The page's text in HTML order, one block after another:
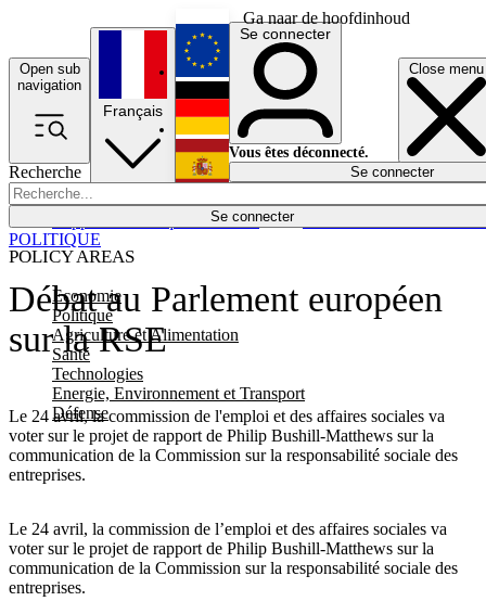
Ga naar de hoofdinhoud
Open sub
navigation
Close menu
Recherche
Se connecter
POLICY AREAS
Economie
Politique
Agriculture et Alimentation
Santé
Technologies
Energie, Environnement et Transport
Défense
Économie
Français
English
Deutsch
Español
Se connecter
Vous êtes déconnecté.
Se connecter
Débat au Parlement européen
sur la RSE
Le 24 avril, la commission de l'emploi et des affaires sociales va
voter sur le projet de rapport de Philip Bushill-Matthews sur la
communication de la Commission sur la responsabilité sociale des
entreprises.
POLITIQUE
Le 24 avril, la commission de l’emploi et des affaires sociales va
voter sur le projet de rapport de Philip Bushill-Matthews sur la
communication de la Commission sur la responsabilité sociale des
entreprises.